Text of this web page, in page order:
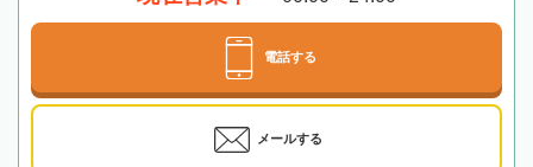
電話する
メールする